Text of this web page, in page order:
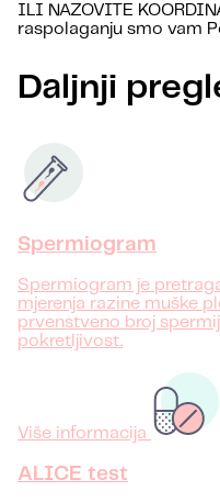
ILI NAZOVITE
raspolaganju smo vam
Daljnji
Spermiogram
Spermiogram je
mjerenja razine muške
prvenstveno broj
pokretljivost.
Više informacija
ALICE test